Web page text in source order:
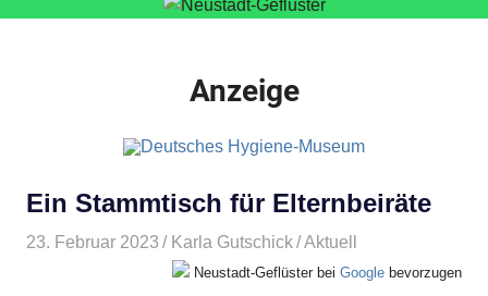
Anzeige
Ein Stammtisch für Elternbeiräte
23. Februar 2023 Karla Gutschick Aktuell
Neustadt-Geflüster bei Google bevorzugen